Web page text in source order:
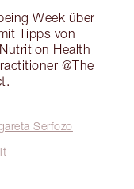
Week über
Tipps von
Health
@The
Serfozo